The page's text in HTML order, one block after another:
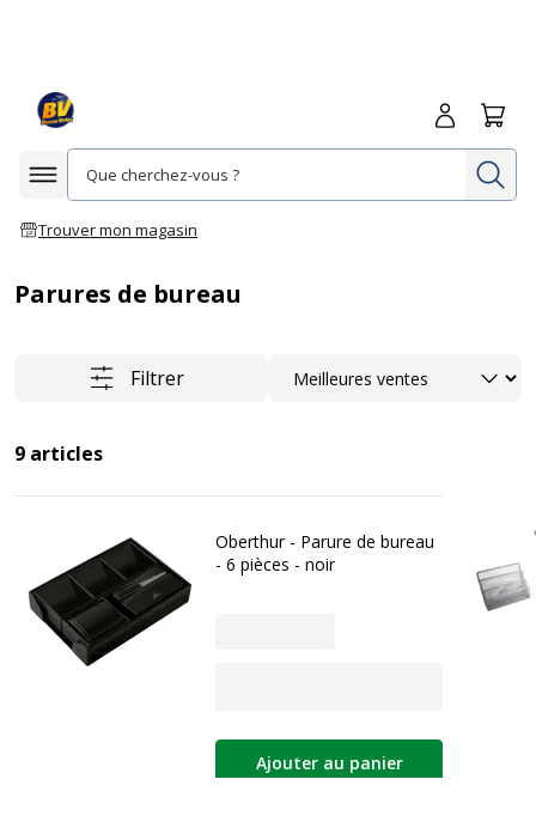
Afficher la navigation
Trouver mon magasin
Me
Parures de bureau
Filtrer Trier
9 articles
Oberthur - Parure de bureau
- 6 pièces - noir
Ajouter au panier